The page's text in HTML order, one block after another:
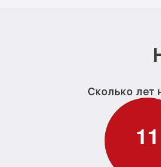
Сколько лет
11